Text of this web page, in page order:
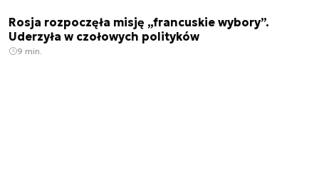
Rosja rozpoczęła misję „francuskie wybory”.
Uderzyła w czołowych polityków
9 min.